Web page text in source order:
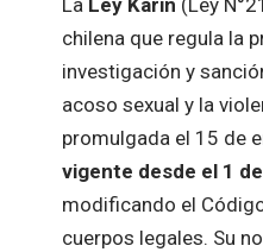
La Ley Karin (Ley
chilena que regula la
investigación y
acoso sexual y la
promulgada el 15 de
vigente desde el 1
modificando el
cuerpos legales. Su